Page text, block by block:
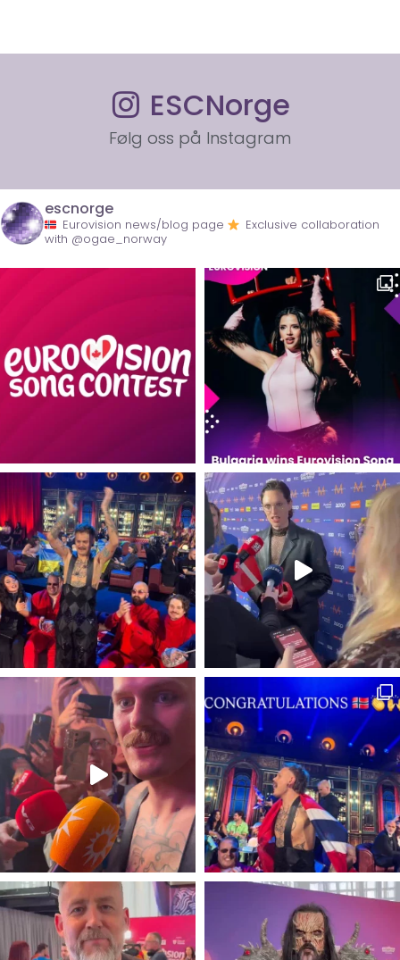
ESCNorge
Følg oss på Instagram
escnorge
Eurovision news/blog page
Exclusive collaboration
with @ogae_norway